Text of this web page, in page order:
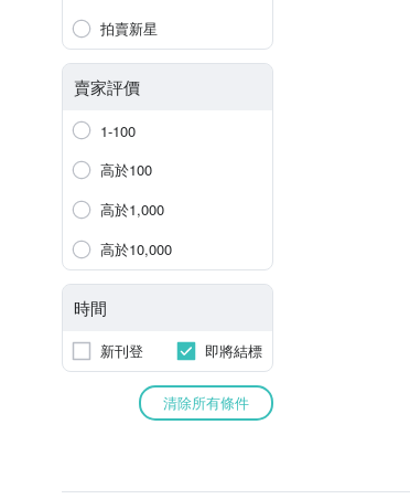
拍賣新星
賣家評價
1-100
高於100
高於1,000
高於10,000
時間
新刊登 即將結標
清除所有條件